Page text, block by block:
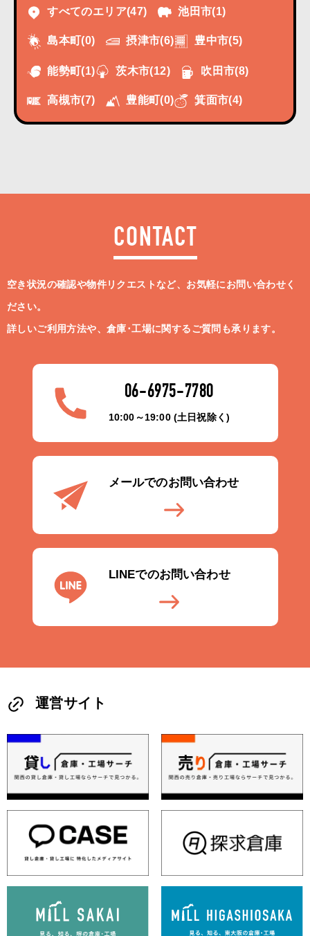
すべてのエリア(47) 池田市(1)
島本町(0) 摂津市(6) 豊中市(5)
能勢町(1) 茨木市(12) 吹田市(8)
高槻市(7) 豊能町(0) 箕面市(4)
CONTACT
空き状況の確認や物件リクエストなど、お気軽にお問い合わせく
ださい。
詳しいご利用方法や、倉庫･工場に関するご質問も承ります。
06-6975-7780
10:00～19:00 (土日祝除く)
メールでのお問い合わせ
LINEでのお問い合わせ
運営サイト